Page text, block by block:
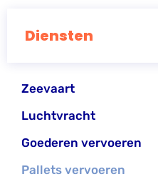
Diensten
Zeevaart
Luchtvracht
Goederen vervoeren
Pallets vervoeren